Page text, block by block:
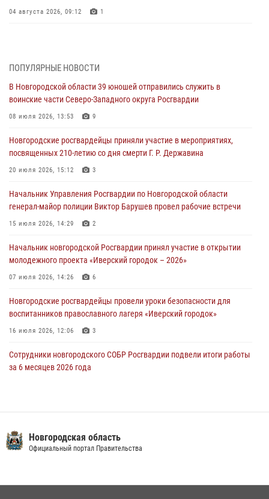
04 августа 2026, 09:12 1
В Великом Новгороде сотрудники центра лицензионно-
разрешительной работы Росгвардии провели телефонную «горячую
30 июля 2026, 14:36 1
Новгородские росгвардейцы рассказали о службе детям из летнего
30 июля 2026, 08:40 5
Новгородские росгвардейцы задержали мужчину
Телесюжет в программе "Новгородское областное телевидение.
Новости часа." от 29 июля 2026 года. Новгородские призывники
29 июля 2026, 12:54 1
ПОПУЛЯРНЫЕ НОВОСТИ
В Новгородской области 39 юношей отправились служить в
воинские части Северо-Западного округа Росгвардии
08 июля 2026, 13:53 9
Новгородские росгвардейцы приняли участие в мероприятиях,
посвященных 210-летию со дня смерти Г. Р. Державина
20 июля 2026, 15:12 3
Начальник Управления Росгвардии по Новгородской области
генерал-майор полиции Виктор Барушев провел рабочие встречи
15 июля 2026, 14:29 2
Начальник новгородской Росгвардии принял участие в открытии
молодежного проекта «Иверский городок – 2026»
07 июля 2026, 14:26 6
Новгородские росгвардейцы провели уроки безопасности для
воспитанников православного лагеря «Иверский городок»
16 июля 2026, 12:06 3
Сотрудники новгородского СОБР Росгвардии подвели итоги работы
за 6 месяцев 2026 года
08 июля 2026, 13:48 3
медицине
Новгородская область
Официальный портал Правительства